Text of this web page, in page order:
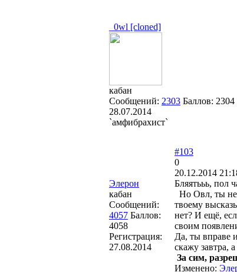
_0wl [cloned]
кабан
Сообщений: 2303 Баллов: 2304
28.07.2014
`амфибрахист`
Элерон
кабан
Сообщений:
4057 Баллов:
4058
Регистрация:
27.08.2014
#103
0
20.12.2014
Бляятььь, пол
Но Овл, ты не
твоему
нет? И ещё,
своим
Да, ты вправе
скажу завтра,
За сим,
Изменено: